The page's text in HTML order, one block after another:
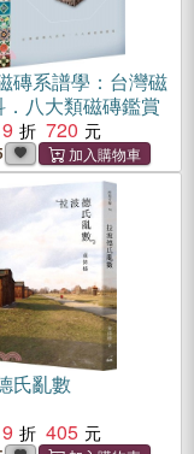
磚系譜學：台灣磁
八大類磁磚鑑賞
9
720
氏亂數
9
405